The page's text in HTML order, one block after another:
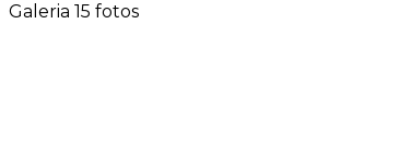
Galeria 15 fotos